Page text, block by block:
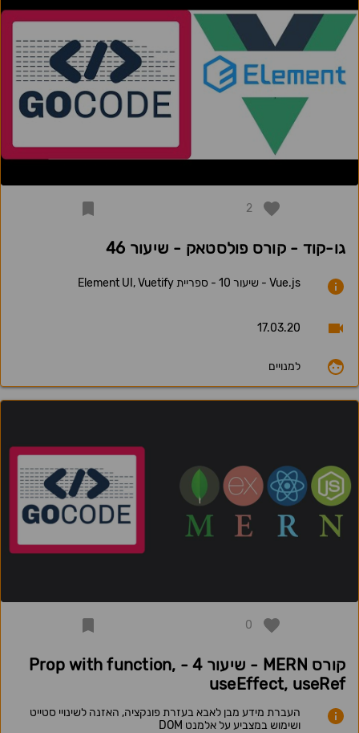
2
גו-קוד - קורס פולסטאק - שיעור 46
Vue.js - שיעור 10 - ספריית Element UI, Vuetify
17.03.20
למנויים
0
קורס MERN - שיעור 4 - Prop with function,
useEffect, useRef
העברת מידע מבן לאבא בעזרת פונקציה, האזנה לשינויי סטייט
ושימוש במצביע על אלמנט DOM